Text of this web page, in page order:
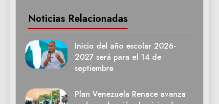
Noticias Relacionadas
Inicio del año escolar 2026-
2027 será para el 14 de
septiembre
Plan Venezuela Renace avanza